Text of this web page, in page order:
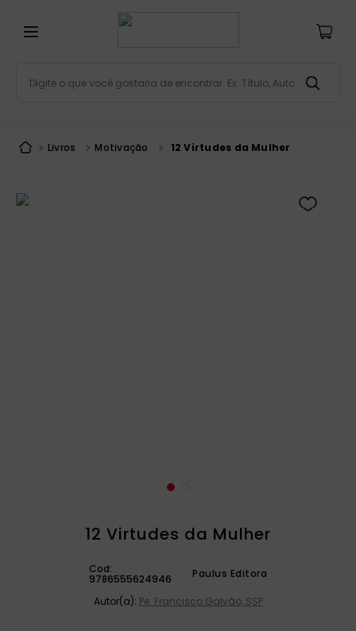
Livros Motivação 12 Virtudes da Mulher
12 Virtudes da Mulher
Cod:
9786555624946 Paulus Editora
Autor(a): Pe. Francisco Galvão, SSP